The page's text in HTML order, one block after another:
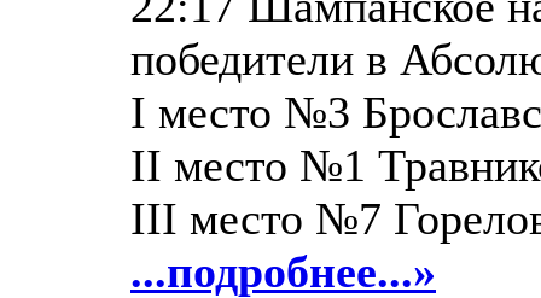
победители в
I место №3
II место №1
III место №7
...подробнее...»